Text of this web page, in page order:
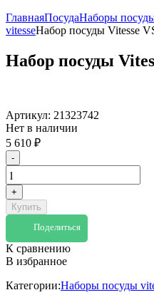
ГлавнаяПосудаНаборы
vitesseНабор посуды Vitesse
Набор посуды
Артикул: 21323742
Нет в наличии
5 610 ₽
-
+
Купить
Поделиться
К сравнению
В избранное
Категории:Наборы посуды